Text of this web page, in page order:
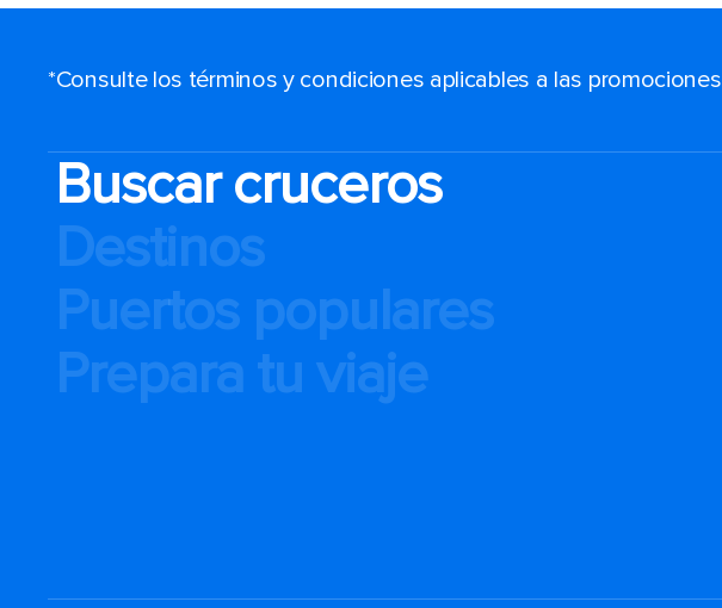
*Consulte los términos y condiciones aplicables a las promociones
Buscar cruceros
Destinos
Puertos populares
Prepara tu viaje